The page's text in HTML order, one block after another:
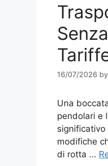
16/07/2026 by
Una
pendolari e
significativo
modifiche
di rotta …